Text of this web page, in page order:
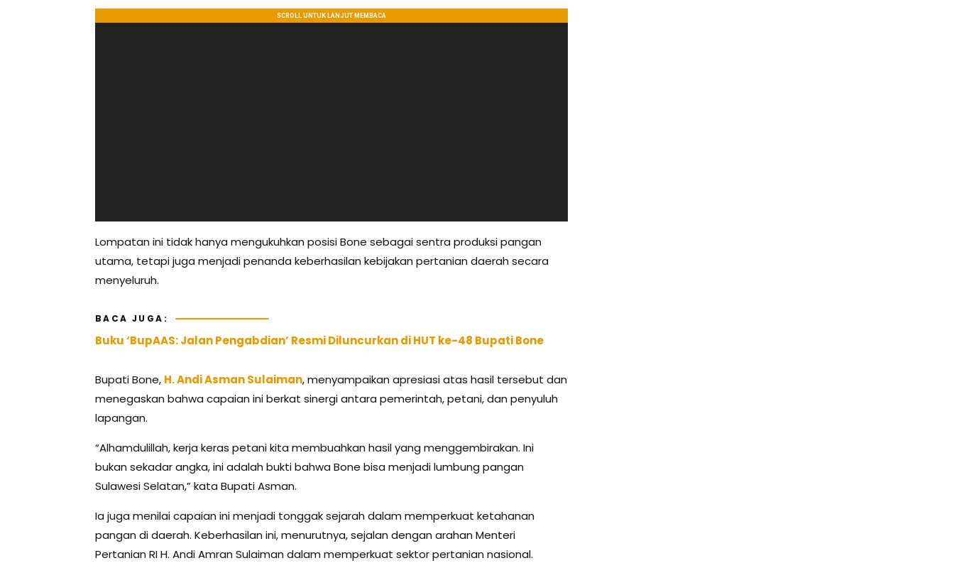
Lompatan ini tidak hanya mengukuhkan posisi Bone sebagai sentra produksi pangan
utama, tetapi juga menjadi penanda keberhasilan kebijakan pertanian daerah secara
menyeluruh.
BACA JUGA:
Buku ‘BupAAS: Jalan Pengabdian’ Resmi Diluncurkan di HUT ke-48 Bupati Bone
Bupati Bone, H. Andi Asman Sulaiman, menyampaikan apresiasi atas hasil tersebut dan
menegaskan bahwa capaian ini berkat sinergi antara pemerintah, petani, dan penyuluh
lapangan.
“Alhamdulillah, kerja keras petani kita membuahkan hasil yang menggembirakan. Ini
bukan sekadar angka, ini adalah bukti bahwa Bone bisa menjadi lumbung pangan
Sulawesi Selatan,” kata Bupati Asman.
Ia juga menilai capaian ini menjadi tonggak sejarah dalam memperkuat ketahanan
pangan di daerah. Keberhasilan ini, menurutnya, sejalan dengan arahan Menteri
Pertanian RI H. Andi Amran Sulaiman dalam memperkuat sektor pertanian nasional.